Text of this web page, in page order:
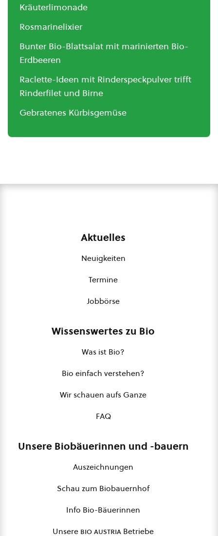
Kräuterlimonade
Rosmarinelixier
Bunter Bio-Blattsalat mit marinierten Bio-
Erdbeeren
Raclette-Ideen mit Rinderspeckpulver trifft
Rinderfilet und Birne
Gebratenes Kürbisgemüse
Aktuelles
Neuigkeiten
Termine
Jobbörse
Wissenswertes zu Bio
Was ist Bio?
Bio einfach verstehen?
Wir schauen aufs Ganze
FAQ
Unsere Biobäuerinnen und -bauern
Auszeichnungen
Schau zum Biobauernhof
Info Bio-Bäuerinnen
Unsere bio austria Betriebe